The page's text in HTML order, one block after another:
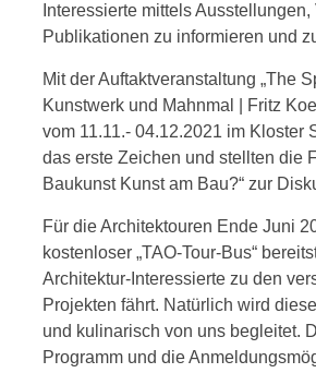
Interessierte mittels Ausstellungen,
Publikationen zu informieren und
Mit der Auftaktveranstaltung „The
Kunstwerk und Mahnmal | Fritz
vom 11.11.- 04.12.2021 im Kloster
das erste Zeichen und stellten die
Baukunst Kunst am Bau?“ zur
Für die Architektouren Ende Juni
kostenloser „TAO-Tour-Bus“
Architektur-Interessierte zu den
Projekten fährt. Natürlich wird
und kulinarisch von uns begleitet.
Programm und die